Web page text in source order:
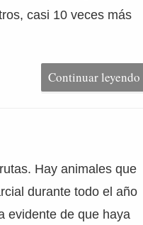
casi 10 veces más
Continuar leyendo
Hay animales que
durante todo el año
evidente de que haya